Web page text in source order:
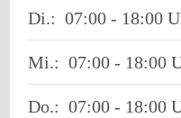
Di.: 07:00 - 18:00
Mi.: 07:00 - 18:00
Do.: 07:00 - 18:00